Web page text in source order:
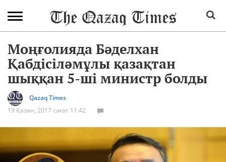
Моңғолияда Бәделхан
Қабдісіләмұлы қазақтан
шыққан 5-ші министр болды
Qazaq Times
19 Қазан, 2017 сағат 11:42